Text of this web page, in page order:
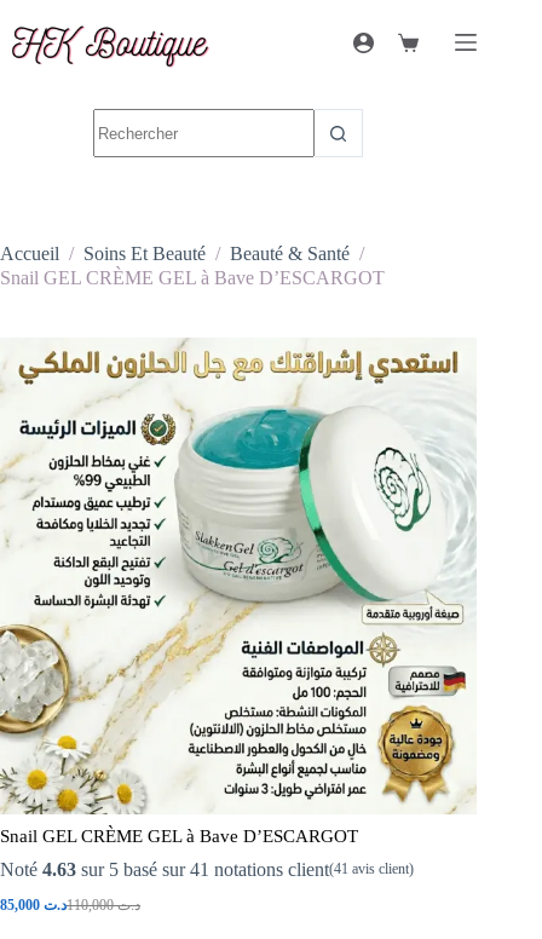
Accueil / Soins Et Beauté / Beauté & Santé /
Snail GEL CRÈME GEL à Bave D’ESCARGOT
Snail GEL CRÈME GEL à Bave D’ESCARGOT
Noté 4.63 sur 5 basé sur41 notations client(41 avis client)
د.ت110,000 د.ت